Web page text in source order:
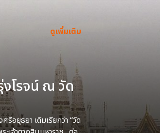
ดูเพิ่มเติม
งโรจน์ ณ วัด
อยุธยา เดิมเรียกว่า “วัด